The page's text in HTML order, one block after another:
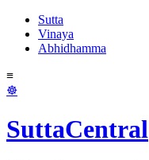
Sutta
Vinaya
Abhidhamma
≡
☸
SuttaCentral